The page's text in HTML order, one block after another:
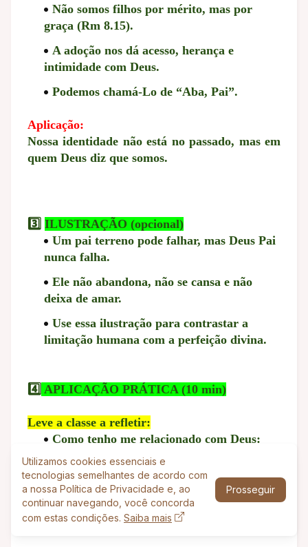
Não somos filhos por mérito, mas por
graça (Rm 8.15).
A adoção nos dá acesso, herança e
intimidade com Deus.
Podemos chamá-Lo de “Aba, Pai”.
Aplicação:
Nossa identidade não está no passado, mas em
quem Deus diz que somos.
3️⃣ ILUSTRAÇÃO (opcional)
Um pai terreno pode falhar, mas Deus Pai
nunca falha.
Ele não abandona, não se cansa e não
deixa de amar.
Use essa ilustração para contrastar a
limitação humana com a perfeição divina.
4️⃣ APLICAÇÃO PRÁTICA (10 min)
Leve a classe a refletir:
Como tenho me relacionado com Deus:
Como servo distante ou como filho amado?
Confio em Deus Pai nas minhas decisões?
Tenho refletido o caráter do Pai em meus
relacionamentos?
Utilizamos cookies essenciais e
tecnologias semelhantes de acordo com
a nossa Política de Privacidade e, ao
continuar navegando, você concorda
com estas condições. Saiba mais
Prosseguir